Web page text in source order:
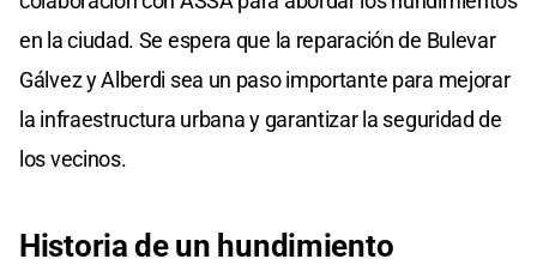
en la ciudad. Se espera que la reparación de Bulevar
Gálvez y Alberdi sea un paso importante para mejorar
la infraestructura urbana y garantizar la seguridad de
los vecinos.
Historia de un hundimiento